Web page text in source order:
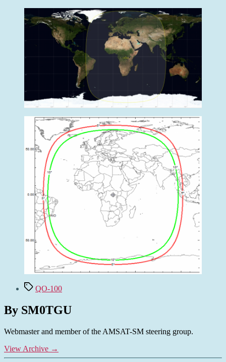
TagsQO-100
By SM0TGU
Webmaster and member of the AMSAT-SM steering group.
View Archive →